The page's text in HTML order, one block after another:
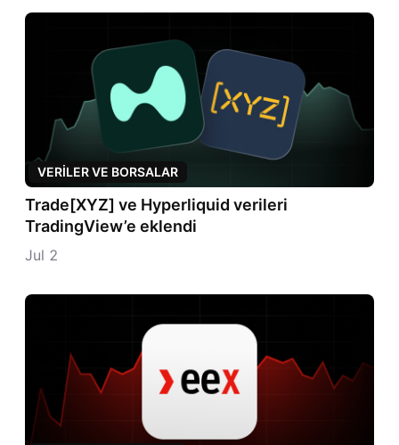
VERILER VE BORSALAR
Trade[XYZ] ve Hyperliquid verileri
TradingView’e eklendi
Jul 2